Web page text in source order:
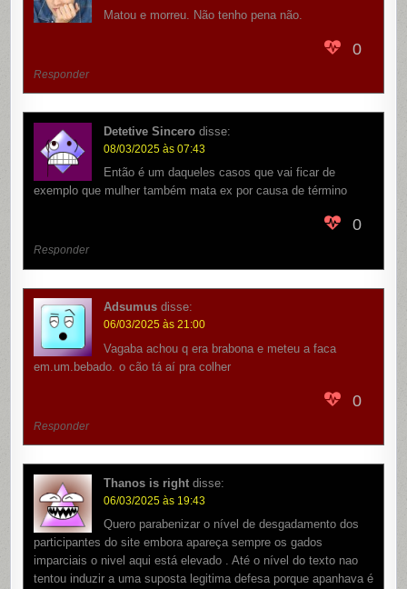
Matou e morreu. Não tenho pena não.
0
Responder
Detetive Sincero disse:
08/03/2025 às 07:43
Então é um daqueles casos que vai ficar de
exemplo que mulher também mata ex por causa de término
0
Responder
Adsumus disse:
06/03/2025 às 21:00
Vagaba achou q era brabona e meteu a faca
em.um.bebado. o cão tá aí pra colher
0
Responder
Thanos is right disse:
06/03/2025 às 19:43
Quero parabenizar o nível de desgadamento dos
participantes do site embora apareça sempre os gados
imparciais o nivel aqui está elevado . Até o nível do texto nao
tentou induzir a uma suposta legitima defesa porque apanhava é